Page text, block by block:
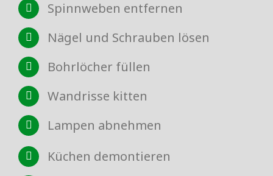
Spinnweben entfernen
Nägel und Schrauben lösen
Bohrlöcher füllen
Wandrisse kitten
Lampen abnehmen
Küchen demontieren